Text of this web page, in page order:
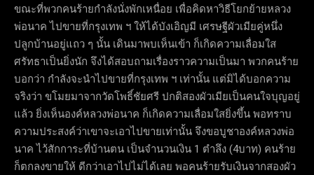
ขณะที่พวกคนร้ายกำลังนั่งพักเหนื่อย เพื่อคิดหาวิธีโยกย้ายหลวง
พ่อนาค ไปขายที่กรุงเทพ ฯ ให้ได้บังเอิญมี เศรษฐีผัวเมียคู่หนึ่ง
ปลูกบ้านอยู่แถว ๆ นั้น เดินมาพบเห็นเข้า ก็เกิดความเลื่อมใส
ศรัทธาเป็นยิ่งนัก จึงได้สอบถามเรื่องราวความเป็นมา พวกคนร้าย
บอกว่า กำลังจะนำไปขายที่กรุงเทพ ฯ เท่านั้น แต่มิได้บอกความ
จริงว่า ขโมยมาจากวัดโพธิ์ชัยศรี ปกติสองผัวเมียเป็นคนใจบุญอยู่
แล้ว ยิ่งเห็นองค์หลวงพ่อนาค ก็เกิดความเลื่อมใสยิ่งขึ้น พอทราบ
ความประสงค์ว่าเขาจะเอาไปขายเท่านั้น จึงขอบูชาองค์หลวงพ่อ
นาค ไว้สักการะที่บ้านตน เป็นจำนวนเงิน 1 ตำลึง (4บาท) คนร้าย
ก็ตกลงขายให้ ดีกว่าเอาไปไม่ได้เลย พอคนร้ายรับเงินจากสองผัว